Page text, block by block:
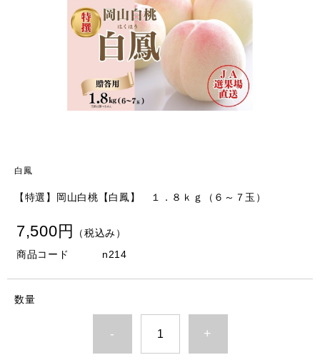
白鳳
【特選】岡山白桃【白鳳】 １．８ｋｇ（６～７玉）
7,500円
（税込み）
商品コード
n214
数量
- +